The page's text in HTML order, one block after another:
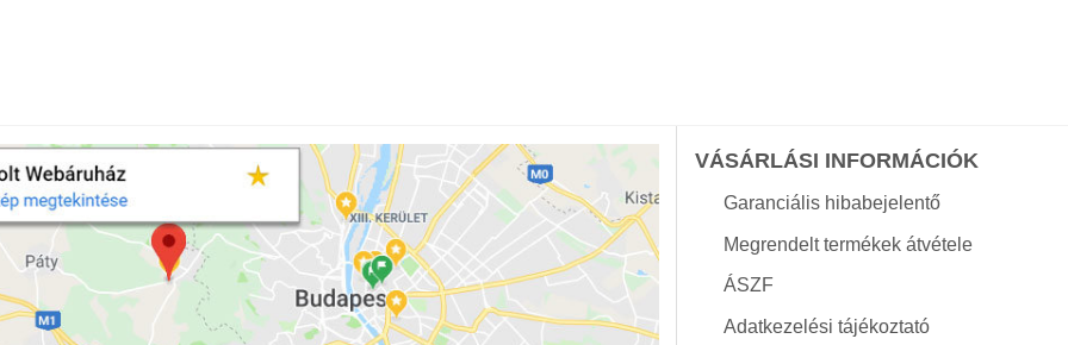
VÁSÁRLÁSI INFORMÁCIÓK
Garanciális hibabejelentő
Megrendelt termékek átvétele
ÁSZF
Adatkezelési tájékoztató